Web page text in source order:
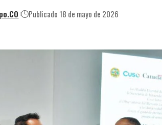
Publicado 18 de mayo de 2026